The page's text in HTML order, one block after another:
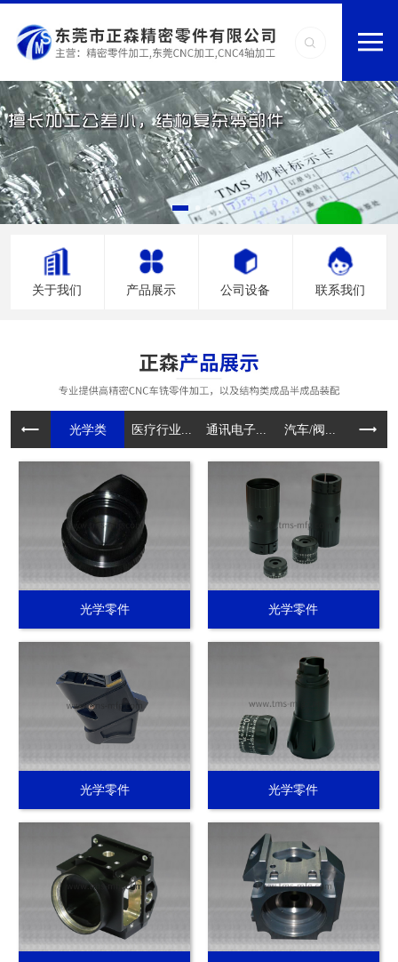
关于我们 产品展示 公司设备 联系我们
光学类 医疗行业... 通讯电子... 汽车/阀... 电动工
光学零件 光学零件
光学零件 光学零件